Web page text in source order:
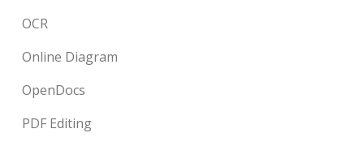
OCR
Online Diagram
OpenDocs
PDF Editing